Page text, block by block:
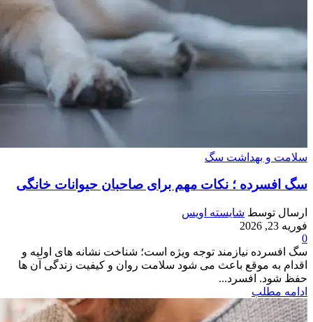
سلامت و بهداشت سگ
سگ افسرده ؛ نکات مهم برای صاحبان حیوانات خانگی
ارسال توسط شایسته اویس
فوریه 23, 2026
0
سگ افسرده نیازمند توجه ویژه است؛ شناخت نشانه‌ های اولیه و
اقدام به موقع باعث می‌ شود سلامت روان و کیفیت زندگی آن ها
حفظ شود. افسرد...
ادامه مطلب